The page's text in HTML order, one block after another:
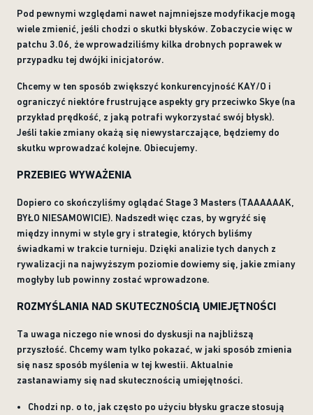
Pod pewnymi względami nawet najmniejsze modyfikacje mogą
wiele zmienić, jeśli chodzi o skutki błysków. Zobaczycie więc w
patchu 3.06, że wprowadziliśmy kilka drobnych poprawek w
przypadku tej dwójki inicjatorów.
Chcemy w ten sposób zwiększyć konkurencyjność KAY/O i
ograniczyć niektóre frustrujące aspekty gry przeciwko Skye (na
przykład prędkość, z jaką potrafi wykorzystać swój błysk).
Jeśli takie zmiany okażą się niewystarczające, będziemy do
skutku wprowadzać kolejne. Obiecujemy.
PRZEBIEG WYWAŻENIA
Dopiero co skończyliśmy oglądać Stage 3 Masters (TAAAAAAK,
BYŁO NIESAMOWICIE). Nadszedł więc czas, by wgryźć się
między innymi w style gry i strategie, których byliśmy
świadkami w trakcie turnieju. Dzięki analizie tych danych z
rywalizacji na najwyższym poziomie dowiemy się, jakie zmiany
mogłyby lub powinny zostać wprowadzone.
ROZMYŚLANIA NAD SKUTECZNOŚCIĄ UMIEJĘTNOŚCI
Ta uwaga niczego nie wnosi do dyskusji na najbliższą
przyszłość. Chcemy wam tylko pokazać, w jaki sposób zmienia
się nasz sposób myślenia w tej kwestii. Aktualnie
zastanawiamy się nad skutecznością umiejętności.
Chodzi np. o to, jak często po użyciu błysku gracze stosują